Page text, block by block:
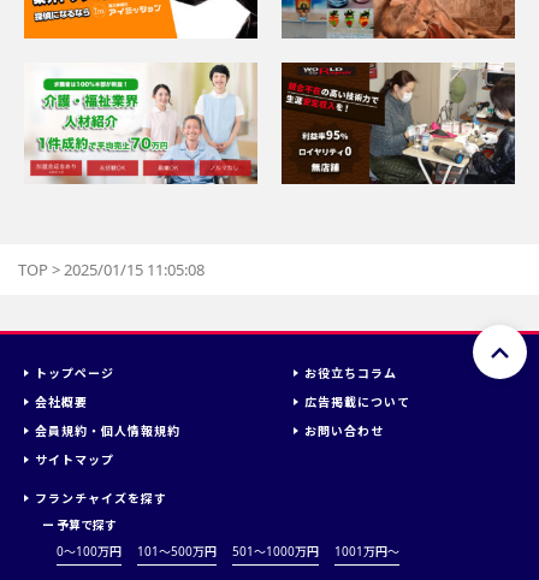
TOP >2025/01/15 11:05:08
トップページ
お役立ちコラム
会社概要
広告掲載について
会員規約・個人情報規約
お問い合わせ
サイトマップ
フランチャイズを探す
ー 予算で探す
0～100万円
101～500万円 501～1000万円 1001万円〜